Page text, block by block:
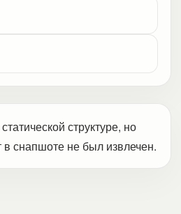
структуре, но
в снапшоте не был извлечен.